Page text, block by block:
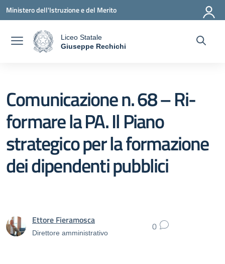
Vai ai contenuti
Vai al menu di navigazione
Vai al footer
Ministero dell'Istruzione e del Merito
Liceo Statale
Giuseppe Rechichi
Comunicazione n. 68 – Ri-
formare la PA. Il Piano
strategico per la formazione
dei dipendenti pubblici
Ettore Fieramosca
Direttore amministrativo
0